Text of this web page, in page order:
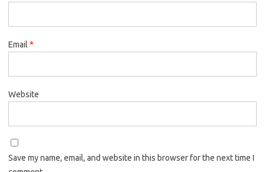
Email *
Website
Save my name, email, and website in this browser for the next time I